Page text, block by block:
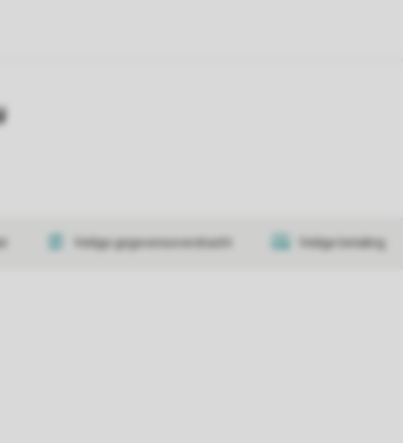
Veilige gegevensoverdracht Veilige betaling